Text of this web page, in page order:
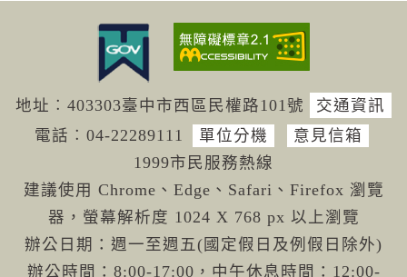
地址︰403303臺中市西區民權路101號
交通資訊
電話︰04-22289111 單位分機
意見信箱
1999市民服務熱線
建議使用 Chrome、Edge、Safari、Firefox 瀏覽
器，螢幕解析度 1024 X 768 px 以上瀏覽
辦公日期：週一至週五(國定假日及例假日除外)
辦公時間：8:00-17:00，中午休息時間：12:00-